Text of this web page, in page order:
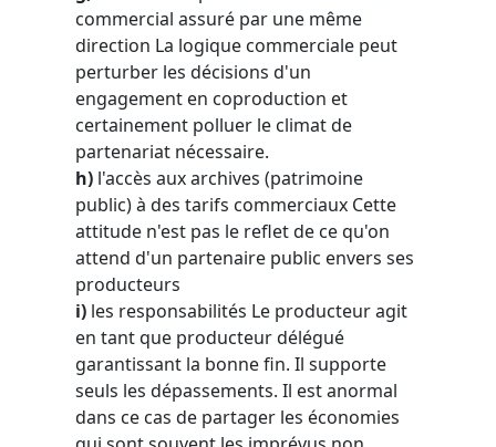
commercial assuré par une même
direction La logique commerciale peut
perturber les décisions d'un
engagement en coproduction et
certainement polluer le climat de
partenariat nécessaire.
h) l'accès aux archives (patrimoine
public) à des tarifs commerciaux Cette
attitude n'est pas le reflet de ce qu'on
attend d'un partenaire public envers ses
producteurs
i) les responsabilités Le producteur agit
en tant que producteur délégué
garantissant la bonne fin. Il supporte
seuls les dépassements. Il est anormal
dans ce cas de partager les économies